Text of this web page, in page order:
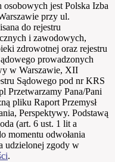
osobowych jest Polska Izba
przy ul.
do rejestru
i zawodowych,
zdrowotnej oraz rejestru
prowadzonych
w Warszawie, XII
Sądowego pod nr KRS
Przetwarzamy Pana/Pani
pliku Raport Przemysł
Perspektywy. Podstawą
(art. 6 ust. 1 lit a
momentu odwołania
udzielonej zgody w
.